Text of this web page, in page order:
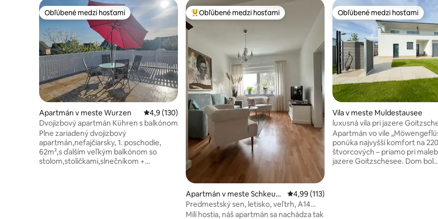
Obľúbené medzi hosťami
Obľúbené medzi hosťami
Apartmán v meste Wurzen Priemerné ohodnotenie 4,9 z 5, počet hodnotení: 130
4,9 (130)
Dvojizbový apartmán Kühren s balkónom
Plne zariadený dvojizbový
apartmán,nefajčiarsky, 1. poschodie,
62m²,s ďalším veľkým balkónom so
stolom,stoličkami,slnečníkom +
Najobľúbenejšie medzi hosťami
Obľúbené medzi hosťami
Apartmán v meste Schkeudi
tz
Priemerné ohodnotenie 4,99 z 5, počet
4,99 (113)
Predmestský sen, letisko, veľtrh, A14
Lipsko City
Milí hostia, náš apartmán sa nachádza tak
Obľúbené medzi hosťami
Obľúbené medzi hosťami
Vila v meste Muldestausee
luxusná vila pri jazere
Apartmán vo vile
ponúka najvyšší komfort na
štvorcových – priamo pri
jazere Goitzschesee. Dom bol